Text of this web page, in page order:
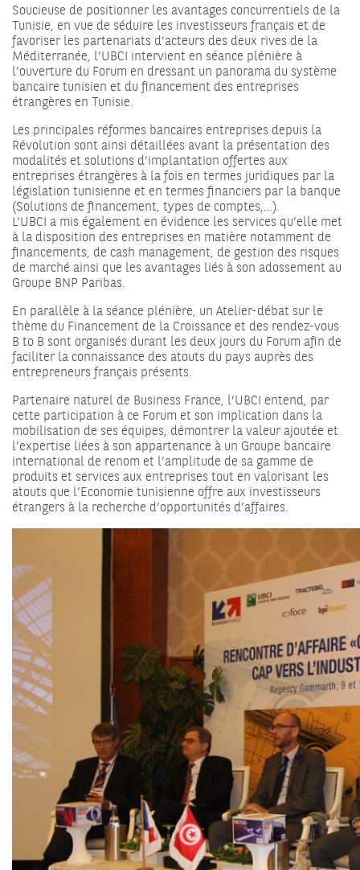
Soucieuse de positionner les avantages concurrentiels de la
Tunisie, en vue de séduire les investisseurs français et de
favoriser les partenariats d’acteurs des deux rives de la
Méditerranée, l’UBCI intervient en séance plénière à
l’ouverture du Forum en dressant un panorama du système
bancaire tunisien et du financement des entreprises
étrangères en Tunisie.
Les principales réformes bancaires entreprises depuis la
Révolution sont ainsi détaillées avant la présentation des
modalités et solutions d’implantation offertes aux
entreprises étrangères à la fois en termes juridiques par la
législation tunisienne et en termes financiers par la banque
(Solutions de financement, types de comptes,…).
L’UBCI a mis également en évidence les services qu’elle met
à la disposition des entreprises en matière notamment de
financements, de cash management, de gestion des risques
de marché ainsi que les avantages liés à son adossement au
Groupe BNP Paribas.
En parallèle à la séance plénière, un Atelier-débat sur le
thème du Financement de la Croissance et des rendez-vous
B to B sont organisés durant les deux jours du Forum afin de
faciliter la connaissance des atouts du pays auprès des
entrepreneurs français présents.
Partenaire naturel de Business France, l’UBCI entend, par
cette participation à ce Forum et son implication dans la
mobilisation de ses équipes, démontrer la valeur ajoutée et
l’expertise liées à son appartenance à un Groupe bancaire
international de renom et l’amplitude de sa gamme de
produits et services aux entreprises tout en valorisant les
atouts que l’Economie tunisienne offre aux investisseurs
étrangers à la recherche d’opportunités d’affaires.